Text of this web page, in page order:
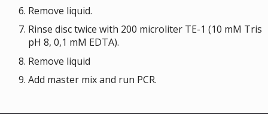
Remove liquid.
Rinse disc twice with 200 microliter TE-1 (10 mM Tris
pH 8, 0,1 mM EDTA).
Remove liquid
Add master mix and run PCR.